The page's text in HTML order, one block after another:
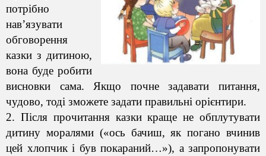
потрібно
нав’язувати
обговорення
казки з дитиною,
вона буде робити
висновки сама. Якщо почне задавати питання,
чудово, тоді зможете задати правильні орієнтири.
2. Після прочитання казки краще не обплутувати
дитину моралями («ось бачиш, як погано вчинив
цей хлопчик і був покараний…»), а запропонувати